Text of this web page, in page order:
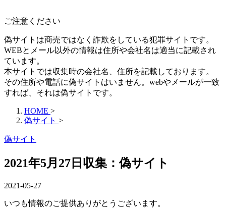
ご注意ください
偽サイトは商売ではなく詐欺をしている犯罪サイトです。
WEBとメール以外の情報は住所や会社名は適当に記載され
ています。
本サイトでは収集時の会社名、住所を記載しております。
その住所や電話に偽サイトはいません。webやメールが一致
すれば、それは偽サイトです。
HOME >
偽サイト >
偽サイト
2021年5月27日収集：偽サイト
2021-05-27
いつも情報のご提供ありがとうございます。